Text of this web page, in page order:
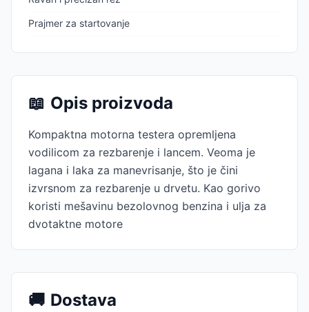
Prajmer za startovanje
📖 Opis proizvoda
Kompaktna motorna testera opremljena
vodilicom za rezbarenje i lancem. Veoma je
lagana i laka za manevrisanje, što je čini
izvrsnom za rezbarenje u drvetu. Kao gorivo
koristi mešavinu bezolovnog benzina i ulja za
dvotaktne motore
🚚 Dostava